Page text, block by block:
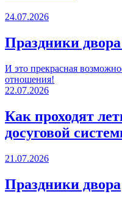
24.07.2026
Праздники
И это прекрасная
отношения!
22.07.2026
Как проходят
досуговой
21.07.2026
Праздники двора